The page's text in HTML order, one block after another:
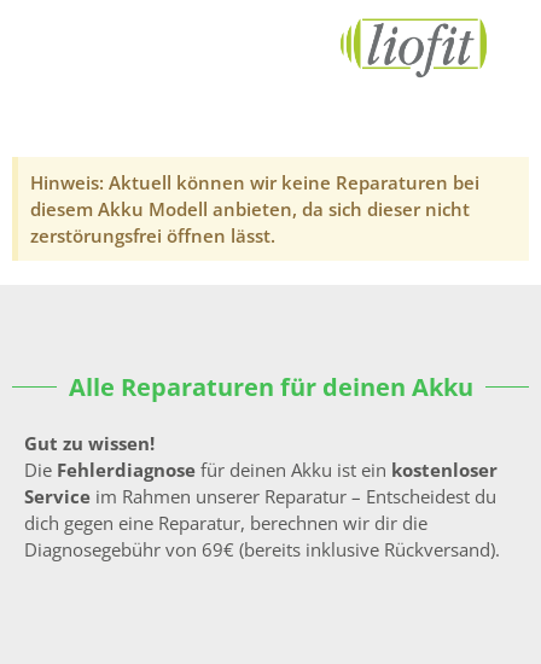
Hinweis: Aktuell können wir keine Reparaturen bei
diesem Akku Modell anbieten, da sich dieser nicht
zerstörungsfrei öffnen lässt.
Alle Reparaturen für deinen Akku
Gut zu wissen!
Die Fehlerdiagnose für deinen Akku ist ein kostenloser
Service im Rahmen unserer Reparatur – Entscheidest du
dich gegen eine Reparatur, berechnen wir dir die
Diagnosegebühr von 69€ (bereits inklusive Rückversand).